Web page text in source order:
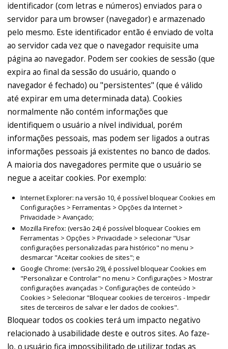
identificador (com letras e números) enviados para o
servidor para um browser (navegador) e armazenado
pelo mesmo. Este identificador então é enviado de volta
ao servidor cada vez que o navegador requisite uma
página ao navegador. Podem ser cookies de sessão (que
expira ao final da sessão do usuário, quando o
navegador é fechado) ou "persistentes" (que é válido
até expirar em uma determinada data). Cookies
normalmente não contém informações que
identifiquem o usuário a nível individual, porém
informações pessoais, mas podem ser ligados a outras
informações pessoais já existentes no banco de dados.
A maioria dos navegadores permite que o usuário se
negue a aceitar cookies. Por exemplo:
Internet Explorer: na versão 10, é possível bloquear Cookies em
Configurações > Ferramentas > Opções da Internet >
Privacidade > Avançado;
Mozilla Firefox: (versão 24) é possível bloquear Cookies em
Ferramentas > Opções > Privacidade > selecionar "Usar
configurações personalizadas para histórico" no menu >
desmarcar "Aceitar cookies de sites"; e
Google Chrome: (versão 29), é possível bloquear Cookies em
"Personalizar e Controlar" no menu > Configurações > Mostrar
configurações avançadas > Configurações de conteúdo >
Cookies > Selecionar "Bloquear cookies de terceiros - Impedir
sites de terceiros de salvar e ler dados de cookies".
Bloquear todos os cookies terá um impacto negativo
relacionado à usabilidade deste e outros sites. Ao faze-